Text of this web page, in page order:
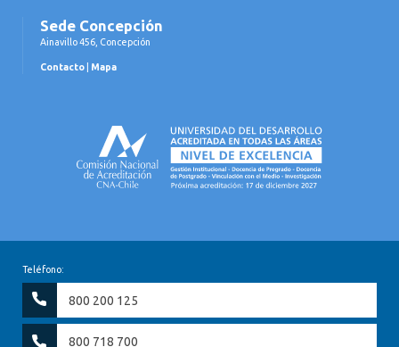
Sede Concepción
Ainavillo 456, Concepción
Contacto Mapa
Teléfono:
800 200 125
800 718 700